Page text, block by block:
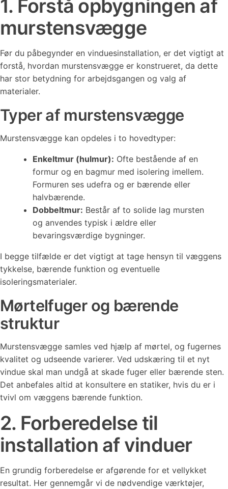
1. Forstå opbygningen af
murstensvægge
Før du påbegynder en vinduesinstallation, er det vigtigt at
forstå, hvordan murstensvægge er konstrueret, da dette
har stor betydning for arbejdsgangen og valg af
materialer.
Typer af murstensvægge
Murstensvægge kan opdeles i to hovedtyper:
Enkeltmur (hulmur): Ofte bestående af en
formur og en bagmur med isolering imellem.
Formuren ses udefra og er bærende eller
halvbærende.
Dobbeltmur: Består af to solide lag mursten
og anvendes typisk i ældre eller
bevaringsværdige bygninger.
I begge tilfælde er det vigtigt at tage hensyn til væggens
tykkelse, bærende funktion og eventuelle
isoleringsmaterialer.
Mørtelfuger og bærende
struktur
Murstensvægge samles ved hjælp af mørtel, og fugernes
kvalitet og udseende varierer. Ved udskæring til et nyt
vindue skal man undgå at skade fuger eller bærende sten.
Det anbefales altid at konsultere en statiker, hvis du er i
tvivl om væggens bærende funktion.
2. Forberedelse til
installation af vinduer
En grundig forberedelse er afgørende for et vellykket
resultat. Her gennemgår vi de nødvendige værktøjer,